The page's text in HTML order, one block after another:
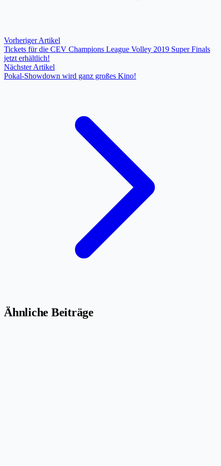
Vorheriger Artikel
Tickets für die CEV Champions League Volley 2019 Super Finals
jetzt erhältlich!
Nächster Artikel
Pokal-Showdown wird ganz großes Kino!
Ähnliche Beiträge